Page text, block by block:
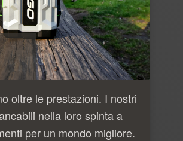
oltre le prestazioni. I nostri
nella loro spinta a
per un mondo migliore.